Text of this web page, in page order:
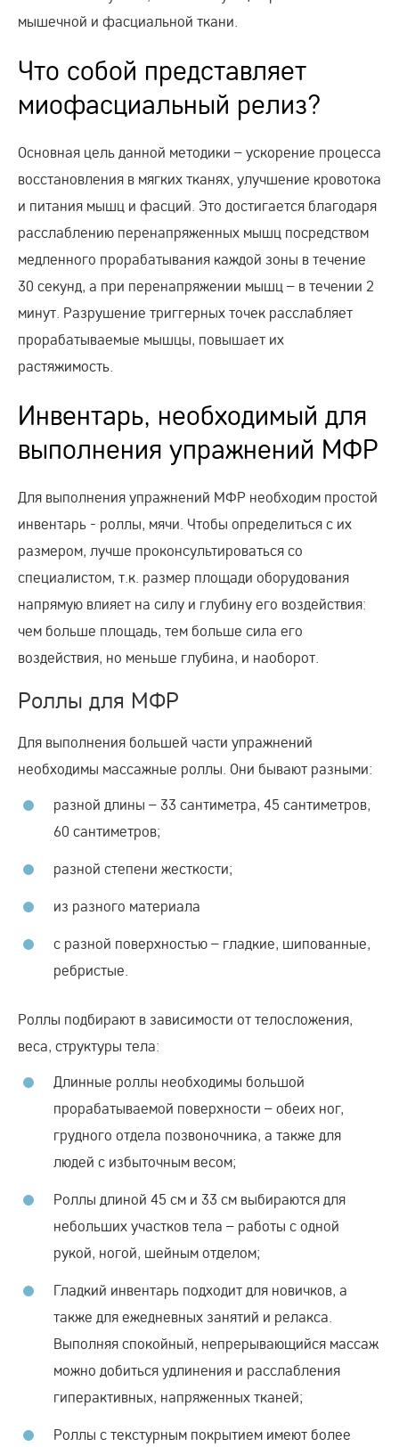
мышечной и фасциальной ткани.
Что собой представляет
миофасциальный релиз?
Основная цель данной методики – ускорение процесса
восстановления в мягких тканях, улучшение кровотока
и питания мышц и фасций. Это достигается благодаря
расслаблению перенапряженных мышц посредством
медленного прорабатывания каждой зоны в течение
30 секунд, а при перенапряжении мышц – в течении 2
минут. Разрушение триггерных точек расслабляет
прорабатываемые мышцы, повышает их
растяжимость.
Инвентарь, необходимый для
выполнения упражнений МФР
Для выполнения упражнений МФР необходим простой
инвентарь - роллы, мячи. Чтобы определиться с их
размером, лучше проконсультироваться со
специалистом, т.к. размер площади оборудования
напрямую влияет на силу и глубину его воздействия:
чем больше площадь, тем больше сила его
воздействия, но меньше глубина, и наоборот.
Роллы для МФР
Для выполнения большей части упражнений
необходимы массажные роллы. Они бывают разными:
разной длины – 33 сантиметра, 45 сантиметров,
60 сантиметров;
разной степени жесткости;
из разного материала
с разной поверхностью – гладкие, шипованные,
ребристые.
Роллы подбирают в зависимости от телосложения,
веса, структуры тела:
Длинные роллы необходимы большой
прорабатываемой поверхности – обеих ног,
грудного отдела позвоночника, а также для
людей с избыточным весом;
Роллы длиной 45 см и 33 см выбираются для
небольших участков тела – работы с одной
рукой, ногой, шейным отделом;
Гладкий инвентарь подходит для новичков, а
также для ежедневных занятий и релакса.
Выполняя спокойный, непрерывающийся массаж
можно добиться удлинения и расслабления
гиперактивных, напряженных тканей;
Роллы с текстурным покрытием имеют более